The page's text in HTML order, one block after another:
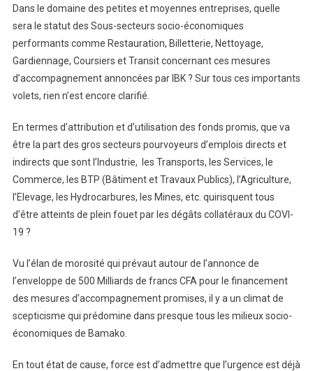
Dans le domaine des petites et moyennes entreprises, quelle
sera le statut des Sous-secteurs socio-économiques
performants comme Restauration, Billetterie, Nettoyage,
Gardiennage, Coursiers et Transit concernant ces mesures
d’accompagnement annoncées par IBK ? Sur tous ces importants
volets, rien n’est encore clarifié.
En termes d’attribution et d’utilisation des fonds promis, que va
être la part des gros secteurs pourvoyeurs d’emplois directs et
indirects que sont l’Industrie, les Transports, les Services, le
Commerce, les BTP (Bâtiment et Travaux Publics), l’Agriculture,
l’Elevage, les Hydrocarbures, les Mines, etc. quirisquent tous
d’être atteints de plein fouet par les dégâts collatéraux du COVI-
19 ?
Vu l’élan de morosité qui prévaut autour de l’annonce de
l’enveloppe de 500 Milliards de francs CFA pour le financement
des mesures d’accompagnement promises, il y a un climat de
scepticisme qui prédomine dans presque tous les milieux socio-
économiques de Bamako.
En tout état de cause, force est d’admettre que l’urgence est déjà